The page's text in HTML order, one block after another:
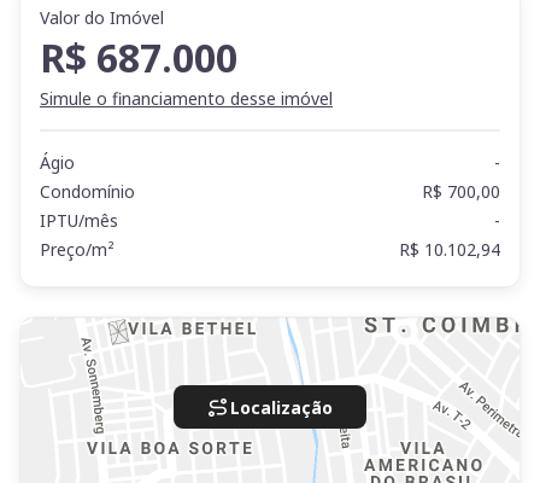
Valor do Imóvel
R$ 687.000
Simule o financiamento desse imóvel
Ágio
-
Condomínio
R$ 700,00
IPTU/mês
-
Preço/m²
R$ 10.102,94
Localização